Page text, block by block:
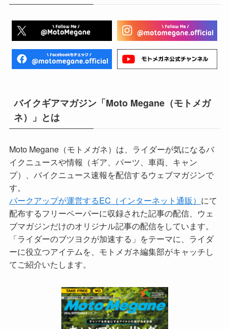
バイクギアマガジン「Moto Megane（モトメガ
ネ）」とは
Moto Megane（モトメガネ）は、ライダーが気になるバ
イクニュースや情報（ギア、パーツ、車両、キャン
プ）、バイクニュース速報を配信するウェブマガジンで
す。
パークアップが運営するEC（インターネット通販） にて
配布するフリーペーパーに収録された記事の配信、ウェ
ブマガジンだけのオリジナル記事の配信をしています。
「ライダーのブツヨクが加速する」をテーマに、ライダ
ーに役立つアイテムを、モトメガネ編集部がキャッチし
てご紹介いたします。